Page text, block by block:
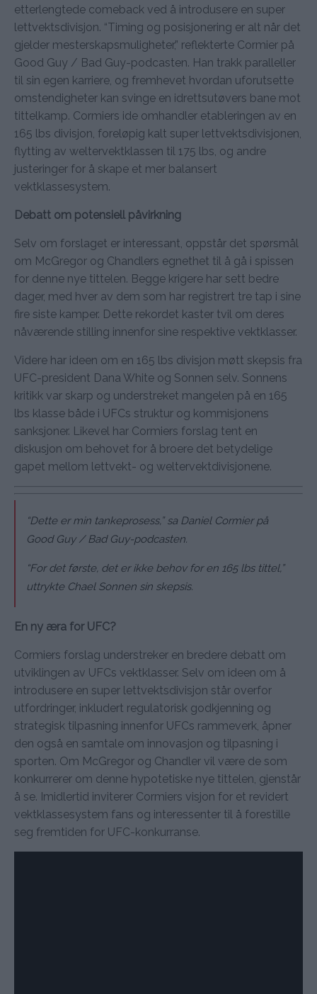
etterlengtede comeback ved å introdusere en super
lettvektsdivisjon. “Timing og posisjonering er alt når det
gjelder mesterskapsmuligheter,” reflekterte Cormier på
Good Guy / Bad Guy-podcasten. Han trakk paralleller
til sin egen karriere, og fremhevet hvordan uforutsette
omstendigheter kan svinge en idrettsutøvers bane mot
tittelkamp. Cormiers ide omhandler etableringen av en
165 lbs divisjon, foreløpig kalt super lettvektsdivisjonen,
flytting av weltervektklassen til 175 lbs, og andre
justeringer for å skape et mer balansert
vektklassesystem.
Debatt om potensiell påvirkning
Selv om forslaget er interessant, oppstår det spørsmål
om McGregor og Chandlers egnethet til å gå i spissen
for denne nye tittelen. Begge krigere har sett bedre
dager, med hver av dem som har registrert tre tap i sine
fire siste kamper. Dette rekordet kaster tvil om deres
nåværende stilling innenfor sine respektive vektklasser.
Videre har ideen om en 165 lbs divisjon møtt skepsis fra
UFC-president Dana White og Sonnen selv. Sonnens
kritikk var skarp og understreket mangelen på en 165
lbs klasse både i UFCs struktur og kommisjonens
sanksjoner. Likevel har Cormiers forslag tent en
diskusjon om behovet for å broere det betydelige
gapet mellom lettvekt- og weltervektdivisjonene.
“Dette er min tankeprosess,” sa Daniel Cormier på
Good Guy / Bad Guy-podcasten.
“For det første, det er ikke behov for en 165 lbs tittel,”
uttrykte Chael Sonnen sin skepsis.
En ny æra for UFC?
Cormiers forslag understreker en bredere debatt om
utviklingen av UFCs vektklasser. Selv om ideen om å
introdusere en super lettvektsdivisjon står overfor
utfordringer, inkludert regulatorisk godkjenning og
strategisk tilpasning innenfor UFCs rammeverk, åpner
den også en samtale om innovasjon og tilpasning i
sporten. Om McGregor og Chandler vil være de som
konkurrerer om denne hypotetiske nye tittelen, gjenstår
å se. Imidlertid inviterer Cormiers visjon for et revidert
vektklassesystem fans og interessenter til å forestille
seg fremtiden for UFC-konkurranse.